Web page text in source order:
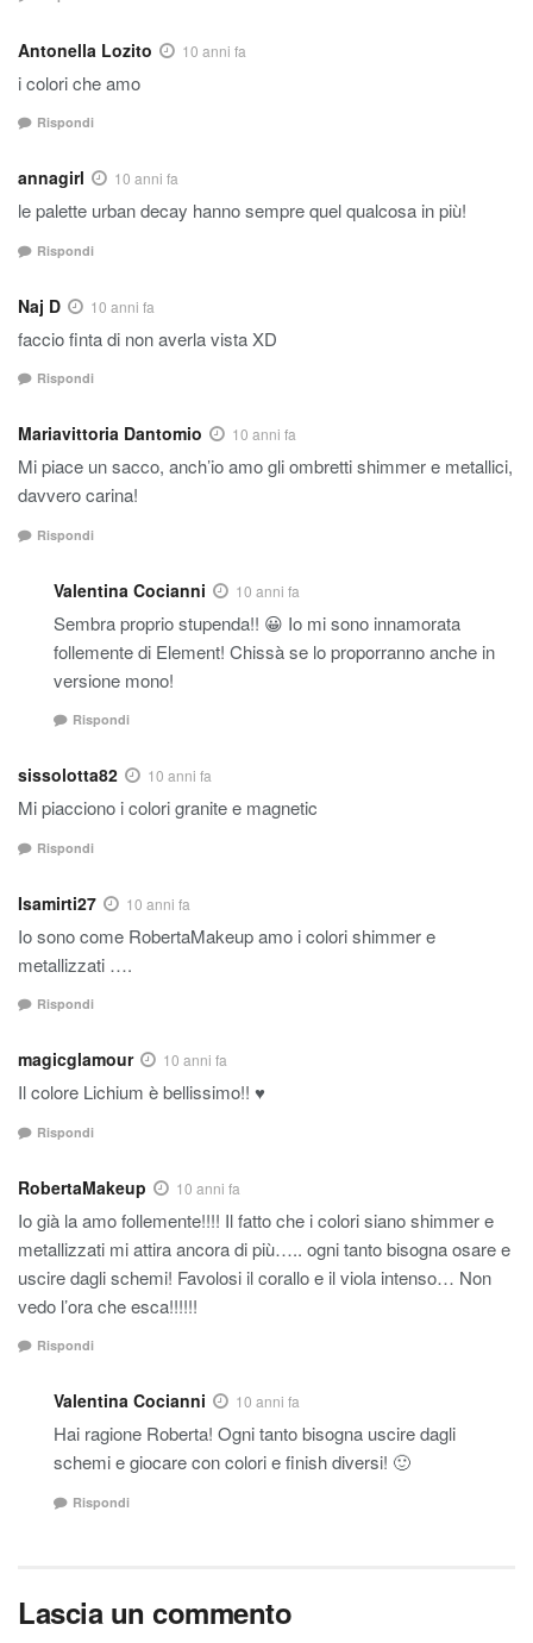
Antonella Lozito 10 anni fa
i colori che amo
Rispondi
annagirl 10 anni fa
le palette urban decay hanno sempre quel qualcosa in più!
Rispondi
Naj D 10 anni fa
faccio finta di non averla vista XD
Rispondi
Mariavittoria Dantomio 10 anni fa
Mi piace un sacco, anch’io amo gli ombretti shimmer e metallici,
davvero carina!
Rispondi
Valentina Cocianni 10 anni fa
Sembra proprio stupenda!! 😀 Io mi sono innamorata
follemente di Element! Chissà se lo proporranno anche in
versione mono!
Rispondi
sissolotta82 10 anni fa
Mi piacciono i colori granite e magnetic
Rispondi
Isamirti27 10 anni fa
Io sono come RobertaMakeup amo i colori shimmer e
metallizzati ….
Rispondi
magicglamour 10 anni fa
Il colore Lichium è bellissimo!! ♥
Rispondi
RobertaMakeup 10 anni fa
Io già la amo follemente!!!! Il fatto che i colori siano shimmer e
metallizzati mi attira ancora di più….. ogni tanto bisogna osare e
uscire dagli schemi! Favolosi il corallo e il viola intenso… Non
vedo l’ora che esca!!!!!!
Rispondi
Valentina Cocianni 10 anni fa
Hai ragione Roberta! Ogni tanto bisogna uscire dagli
schemi e giocare con colori e finish diversi! 🙂
Rispondi
Lascia un commento